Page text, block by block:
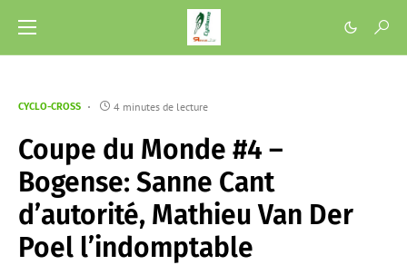
CYCLO-CROSS 4 minutes de lecture
Coupe du Monde #4 –
Bogense: Sanne Cant
d’autorité, Mathieu Van Der
Poel l’indomptable